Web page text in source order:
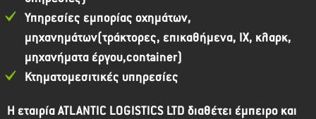
Υπηρεσίες εμπορίας οχημάτων,
μηχανημάτων(τράκτορες, επικαθήμενα, ΙΧ, κλαρκ,
μηχανήματα έργου,container)
Κτηματομεσιτικές υπηρεσίες
Η εταιρία ATLANTIC LOGISTICS LTD διαθέτει έμπειρο και